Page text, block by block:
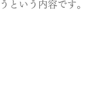
という内容です。